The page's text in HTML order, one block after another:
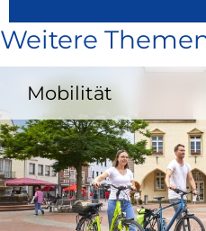
Weitere
Mobilität